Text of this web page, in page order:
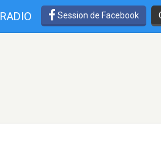
RADIO Session de Facebook